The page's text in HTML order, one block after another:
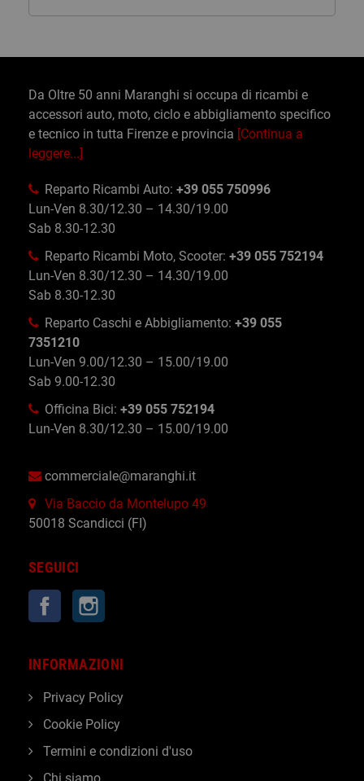
Da Oltre 50 anni Maranghi si occupa di ricambi e
accessori auto, moto, ciclo e abbigliamento specifico
e tecnico in tutta Firenze e provincia [Continua a
leggere...]
Reparto Ricambi Auto: +39 055 750996
Lun-Ven 8.30/12.30 – 14.30/19.00
Sab 8.30-12.30
Reparto Ricambi Moto, Scooter: +39 055 752194
Lun-Ven 8.30/12.30 – 14.30/19.00
Sab 8.30-12.30
Reparto Caschi e Abbigliamento: +39 055
7351210
Lun-Ven 9.00/12.30 – 15.00/19.00
Sab 9.00-12.30
Officina Bici: +39 055 752194
Lun-Ven 8.30/12.30 – 15.00/19.00
commerciale@maranghi.it
Via Baccio da Montelupo 49
50018 Scandicci (FI)
SEGUICI
Facebook
INFORMAZIONI
Privacy Policy
Cookie Policy
Termini e condizioni d'uso